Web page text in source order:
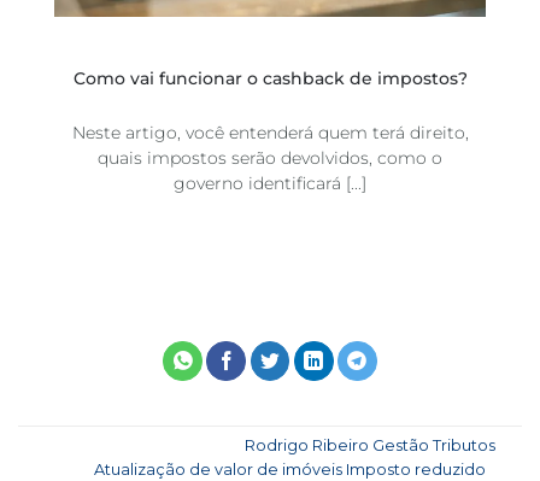
Como vai funcionar o cashback de impostos?
Neste artigo, você entenderá quem terá direito,
quais impostos serão devolvidos, como o
governo identificará [...]
Rodrigo Ribeiro Gestão Tributos
Atualização de valor de imóveis Imposto reduzido